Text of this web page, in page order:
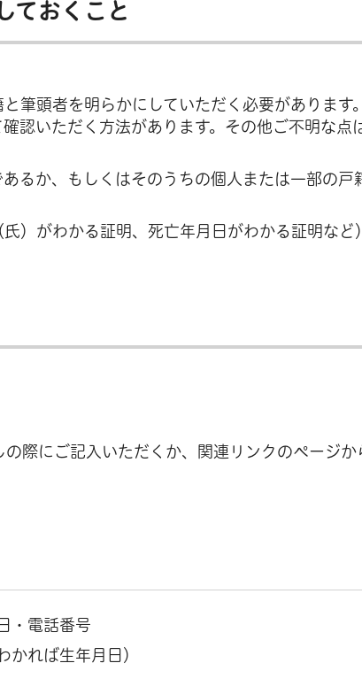
ておくこと
筆頭者を明らかにしていただく必要があります
認いただく方法があります。その他ご不明な点
るか、もしくはそのうちの個人または一部の戸
）がわかる証明、死亡年月日がわかる証明など
際にご記入いただくか、関連リンクのページか
・電話番号
かれば生年月日）